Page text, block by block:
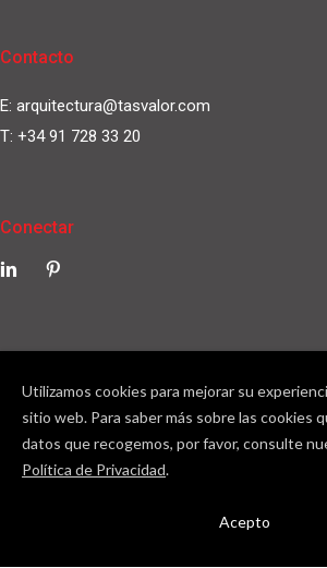
Contacto
E: arquitectura@tasvalor.com
T: +34 91 728 33 20
Conectar
Política de
Utilizamos cookies para mejorar su
sitio web. Para saber más sobre las cookies
datos que recogemos, por favor, consulte
Política de Privacidad.
Acepto